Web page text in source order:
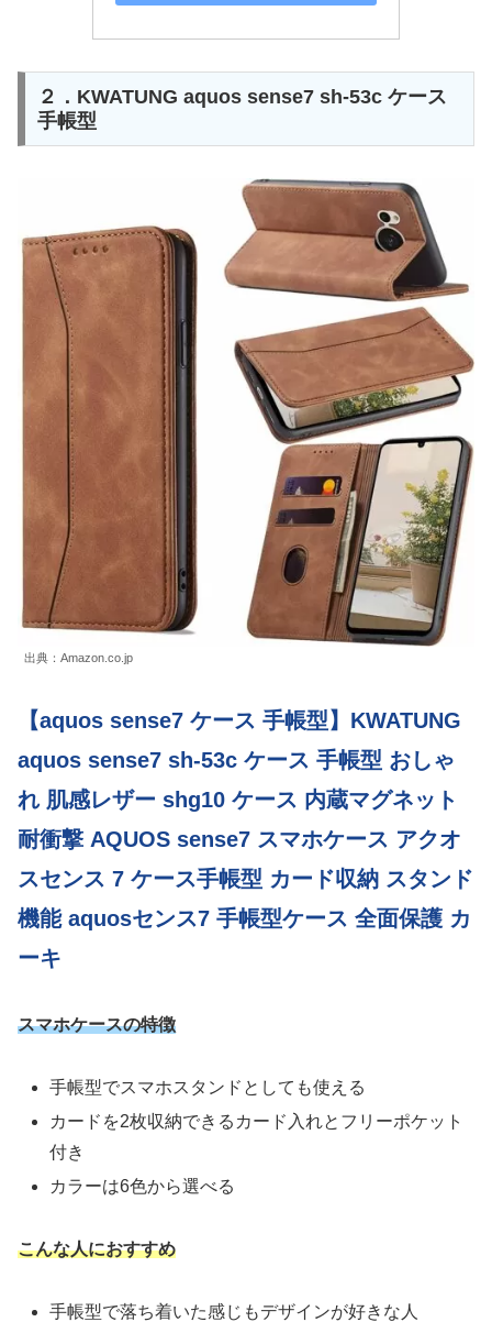
２．KWATUNG aquos sense7 sh-53c ケース
手帳型
出典：Amazon.co.jp
【aquos sense7 ケース 手帳型】KWATUNG
aquos sense7 sh-53c ケース 手帳型 おしゃ
れ 肌感レザー shg10 ケース 内蔵マグネット
耐衝撃 AQUOS sense7 スマホケース アクオ
スセンス 7 ケース手帳型 カード収納 スタンド
機能 aquosセンス7 手帳型ケース 全面保護 カ
ーキ
スマホケースの特徴
手帳型でスマホスタンドとしても使える
カードを2枚収納できるカード入れとフリーポケット
付き
カラーは6色から選べる
こんな人におすすめ
手帳型で落ち着いた感じもデザインが好きな人